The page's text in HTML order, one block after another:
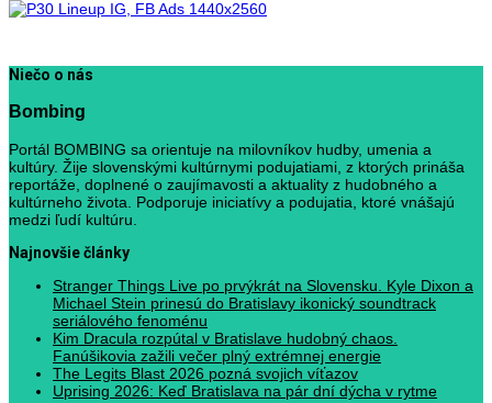
Niečo o nás
Bombing
Portál BOMBING sa orientuje na milovníkov hudby, umenia a
kultúry. Žije slovenskými kultúrnymi podujatiami, z ktorých prináša
reportáže, doplnené o zaujímavosti a aktuality z hudobného a
kultúrneho života. Podporuje iniciatívy a podujatia, ktoré vnášajú
medzi ľudí kultúru.
Najnovšie články
Stranger Things Live po prvýkrát na Slovensku. Kyle Dixon a
Michael Stein prinesú do Bratislavy ikonický soundtrack
seriálového fenoménu
Kim Dracula rozpútal v Bratislave hudobný chaos.
Fanúšikovia zažili večer plný extrémnej energie
The Legits Blast 2026 pozná svojich víťazov
Uprising 2026: Keď Bratislava na pár dní dýcha v rytme